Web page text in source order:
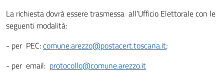
La richiesta dovrà essere trasmessa all’Ufficio Elettorale con le
seguenti modalità:
- per PEC:comune.arezzo@postacert.toscana.it;
- per email: protocollo@comune.arezzo.it